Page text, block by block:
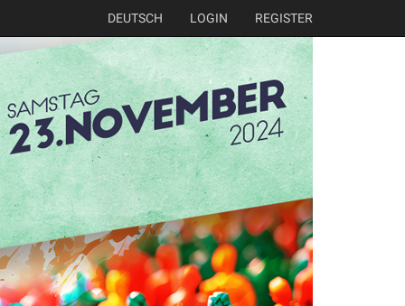
DEUTSCH LOGIN REGISTER